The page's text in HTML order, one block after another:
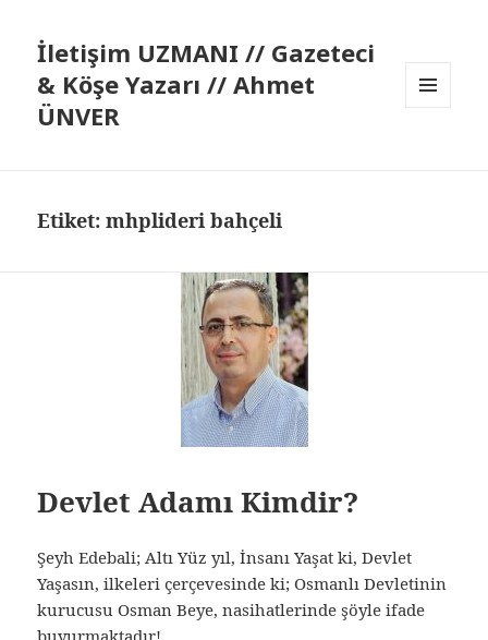
İletişim UZMANI // Gazeteci
& Köşe Yazarı // Ahmet
ÜNVER
Etiket:mhplideri bahçeli
Devlet Adamı Kimdir?
Şeyh Edebali; Altı Yüz yıl, İnsanı Yaşat ki, Devlet
Yaşasın, ilkeleri çerçevesinde ki; Osmanlı Devletinin
kurucusu Osman Beye, nasihatlerinde şöyle ifade
buyurmaktadır!